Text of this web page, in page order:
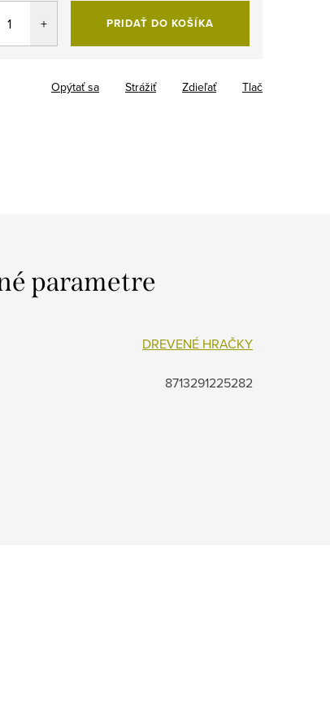
PRIDAŤ DO KOŠÍKA
Tlač
Opýtať sa Strážiť Zdieľať
parametre
DREVENÉ HRAČKY
8713291225282